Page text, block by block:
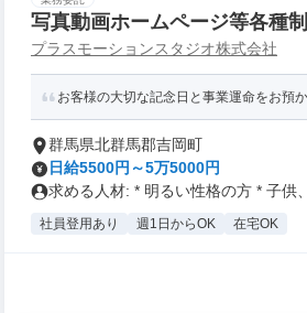
写真動画ホームページ等各種
プラスモーションスタジオ株式会社
お客様の大切な記念日と事業運命をお預
群馬県北群馬郡吉岡町
日給5500円～5万5000円
求める人材: * 明るい性格の方 * 子供
社員登用あり 週1日からOK 在宅OK